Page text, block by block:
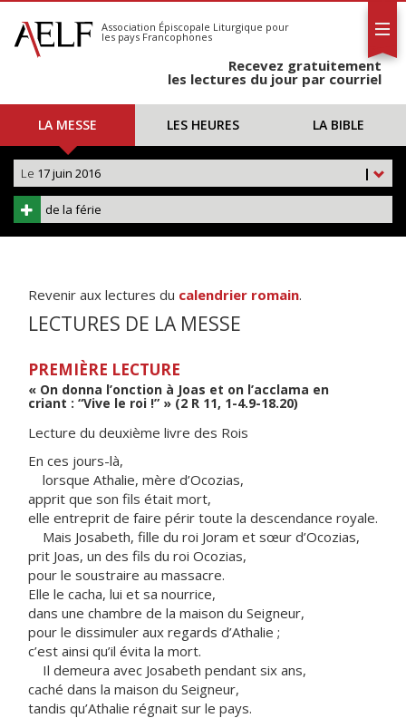
S'abonner
Calendrier
Association Épiscopale Liturgique pour
les pays Francophones
Recevez gratuitement
les lectures du jour par courriel
LA MESSE LES HEURES LA BIBLE
|
Le 17 juin 2016
de la férie
Revenir aux lectures du calendrier romain.
LECTURES DE LA MESSE
PREMIÈRE LECTURE
« On donna l’onction à Joas et on l’acclama en
criant : “Vive le roi !” » (2 R 11, 1-4.9-18.20)
Lecture du deuxième livre des Rois
En ces jours-là,
lorsque Athalie, mère d’Ocozias,
apprit que son fils était mort,
elle entreprit de faire périr toute la descendance royale.
Mais Josabeth, fille du roi Joram et sœur d’Ocozias,
prit Joas, un des fils du roi Ocozias,
pour le soustraire au massacre.
Elle le cacha, lui et sa nourrice,
dans une chambre de la maison du Seigneur,
pour le dissimuler aux regards d’Athalie ;
c’est ainsi qu’il évita la mort.
Il demeura avec Josabeth pendant six ans,
caché dans la maison du Seigneur,
tandis qu’Athalie régnait sur le pays.